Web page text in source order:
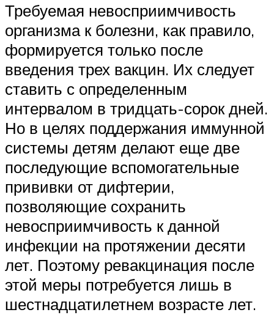
Требуемая невосприимчивость
организма к болезни, как правило,
формируется только после
введения трех вакцин. Их следует
ставить с определенным
интервалом в тридцать-сорок дней.
Но в целях поддержания иммунной
системы детям делают еще две
последующие вспомогательные
прививки от дифтерии,
позволяющие сохранить
невосприимчивость к данной
инфекции на протяжении десяти
лет. Поэтому ревакцинация после
этой меры потребуется лишь в
шестнадцатилетнем возрасте лет.